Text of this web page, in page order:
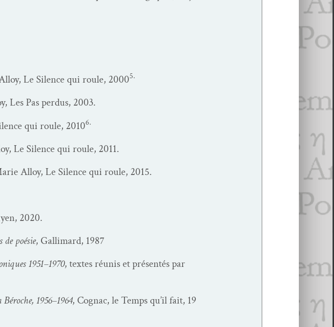
Le Silence qui roule, 20005.
Les Pas per­dus, 2003.
qui roule, 20106.
Le Silence qui roule, 2011.
Alloy, Le Silence qui roule, 2015.
2020.
poésie, Gal­li­mard, 1987
1951–1970, textes réu­nis et présen­tés par
Béroche, 1956–1964, Cognac, le Temps qu’il fait, 19